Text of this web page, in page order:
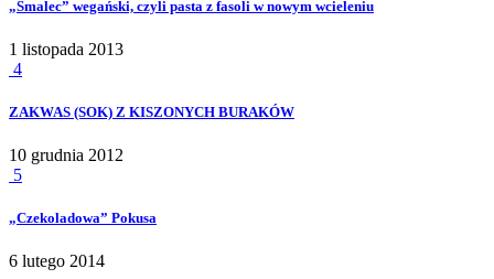
„Smalec” wegański, czyli pasta z fasoli w nowym wcieleniu
1 listopada 2013
4
ZAKWAS (SOK) Z KISZONYCH BURAKÓW
10 grudnia 2012
5
„Czekoladowa” Pokusa
6 lutego 2014